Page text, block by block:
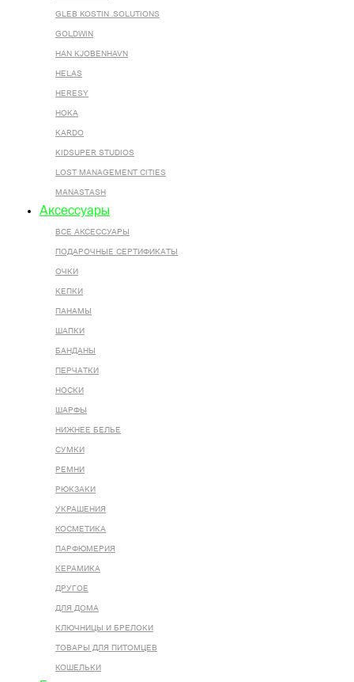
GLEB KOSTIN .SOLUTIONS
GOLDWIN
HAN KJOBENHAVN
HELAS
HERESY
HOKA
KARDO
KIDSUPER STUDIOS
LOST MANAGEMENT CITIES
MANASTASH
Аксессуары
ВСЕ AКСЕССУАРЫ
ПОДАРОЧНЫЕ СЕРТИФИКАТЫ
ОЧКИ
КЕПКИ
ПАНАМЫ
ШАПКИ
БАНДАНЫ
ПЕРЧАТКИ
НОСКИ
ШАРФЫ
НИЖНЕЕ БЕЛЬЕ
СУМКИ
РЕМНИ
РЮКЗАКИ
УКРАШЕНИЯ
КОСМЕТИКА
ПАРФЮМЕРИЯ
КЕРАМИКА
ДРУГОЕ
ДЛЯ ДОМА
КЛЮЧНИЦЫ И БРЕЛОКИ
ТОВАРЫ ДЛЯ ПИТОМЦЕВ
КОШЕЛЬКИ